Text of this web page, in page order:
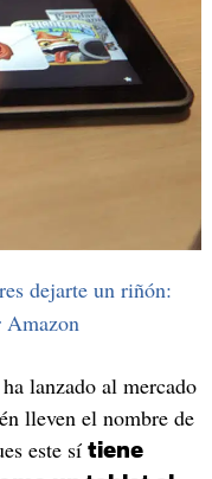
dejarte un riñón:
Amazon
lanzado al mercado
lleven el nombre de
este sí tiene